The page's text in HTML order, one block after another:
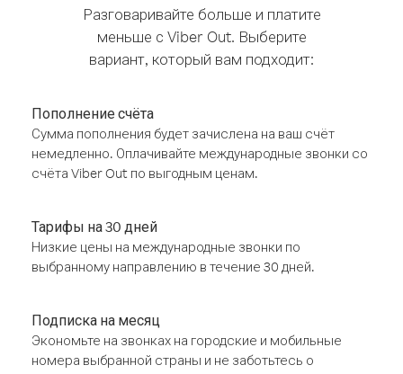
Разговаривайте больше и платите
меньше с Viber Out. Выберите
вариант, который вам подходит:
Пополнение счёта
Сумма пополнения будет зачислена на ваш счёт
немедленно. Оплачивайте международные звонки со
счёта Viber Out по выгодным ценам.
Тарифы на 30 дней
Низкие цены на международные звонки по
выбранному направлению в течение 30 дней.
Подписка на месяц
Экономьте на звонках на городские и мобильные
номера выбранной страны и не заботьтесь о